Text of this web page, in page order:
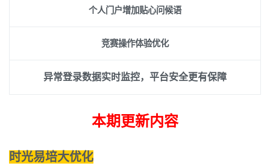
个人门户增加贴心问候语
竞赛操作体验优化
异常登录数据实时监控，平台安全更有保障
本期更新内容
时光易培大优化